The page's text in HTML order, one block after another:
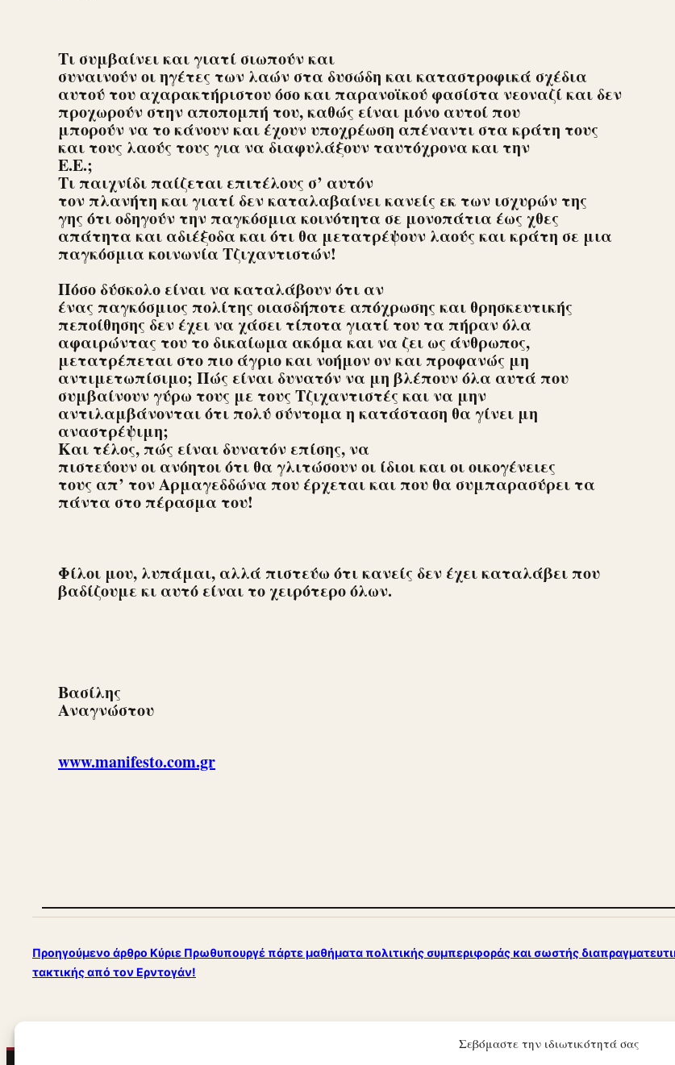
Σεβόμαστε την ιδιωτικότητά σας
Τι συμβαίνει και γιατί σιωπούν και
συναινούν οι ηγέτες των λαών στα δυσώδη και καταστροφικά σχέδια
αυτού του αχαρακτήριστου όσο και παρανοϊκού φασίστα νεοναζί και δεν
προχωρούν στην αποπομπή του, καθώς είναι μόνο αυτοί που
μπορούν να το κάνουν και έχουν υποχρέωση απέναντι στα κράτη τους
και τους λαούς τους για να διαφυλάξουν ταυτόχρονα και την
Ε.Ε.;
Τι παιχνίδι παίζεται επιτέλους σ’ αυτόν
τον πλανήτη και γιατί δεν καταλαβαίνει κανείς εκ των ισχυρών της
γης ότι οδηγούν την παγκόσμια κοινότητα σε μονοπάτια έως χθες
απάτητα και αδιέξοδα και ότι θα μετατρέψουν λαούς και κράτη σε μια
παγκόσμια κοινωνία Τζιχαντιστών!
Πόσο δύσκολο είναι να καταλάβουν ότι αν
ένας παγκόσμιος πολίτης οιασδήποτε απόχρωσης και θρησκευτικής
πεποίθησης δεν έχει να χάσει τίποτα γιατί του τα πήραν όλα
αφαιρώντας του το δικαίωμα ακόμα και να ζει ως άνθρωπος,
μετατρέπεται στο πιο άγριο και νοήμον ον και προφανώς μη
αντιμετωπίσιμο; Πώς είναι δυνατόν να μη βλέπουν όλα αυτά που
συμβαίνουν γύρω τους με τους Τζιχαντιστές και να μην
αντιλαμβάνονται ότι πολύ σύντομα η κατάσταση θα γίνει μη
αναστρέψιμη;
Και τέλος, πώς είναι δυνατόν επίσης, να
πιστεύουν οι ανόητοι ότι θα γλιτώσουν οι ίδιοι και οι οικογένειες
τους απ’ τον Αρμαγεδδώνα που έρχεται και που θα συμπαρασύρει τα
πάντα στο πέρασμα του!
Φίλοι μου, λυπάμαι, αλλά πιστεύω ότι κανείς δεν έχει καταλάβει που
βαδίζουμε κι αυτό είναι το χειρότερο όλων.
Βασίλης
Αναγνώστου
www.manifesto.com.gr
Προηγούμενο άρθρο Κύριε Πρωθυπουργέ πάρτε μαθήματα πολιτικής συμπεριφοράς και σωστής
τακτικής από τον Ερντογάν!